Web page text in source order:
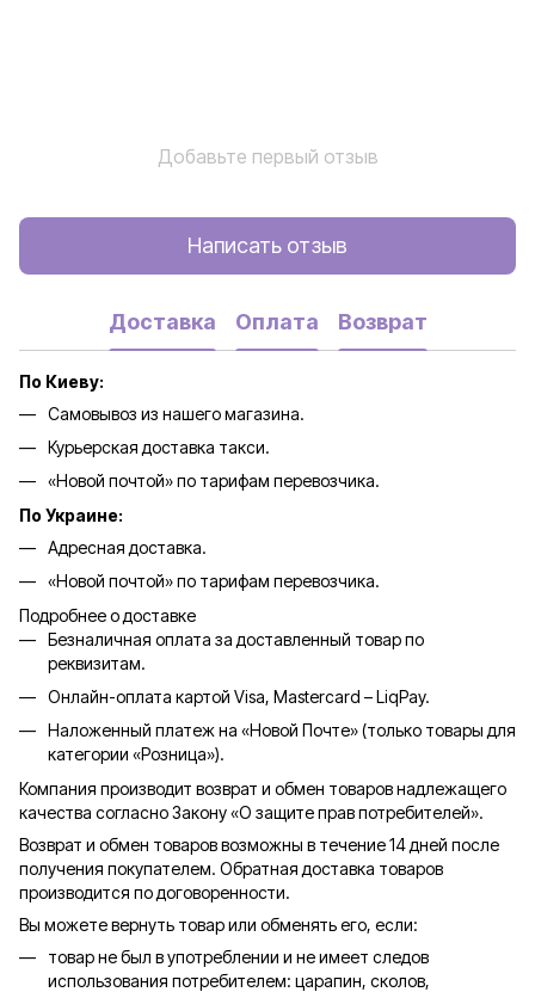
Добавьте первый отзыв
Написать отзыв
Доставка Оплата Возврат
По Киеву:
Самовывоз из нашего магазина.
Курьерская доставка такси.
«Новой почтой» по тарифам перевозчика.
По Украине:
Адресная доставка.
«Новой почтой» по тарифам перевозчика.
Подробнее о доставке
Безналичная оплата за доставленный товар по
реквизитам.
Онлайн-оплата картой Visa, Mastercard – LiqPay.
Наложенный платеж на «Новой Почте» (только товары для
категории «Розница»).
Компания производит возврат и обмен товаров надлежащего
качества согласно Закону «О защите прав потребителей».
Возврат и обмен товаров возможны в течение 14 дней после
получения покупателем. Обратная доставка товаров
производится по договоренности.
Вы можете вернуть товар или обменять его, если:
товар не был в употреблении и не имеет следов
использования потребителем: царапин, сколов,